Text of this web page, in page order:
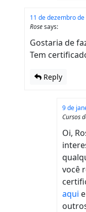
11 de dezembro
Rosesays:
Gostaria de
Tem
Reply
9 de
Cursos
Oi,
você
aqui